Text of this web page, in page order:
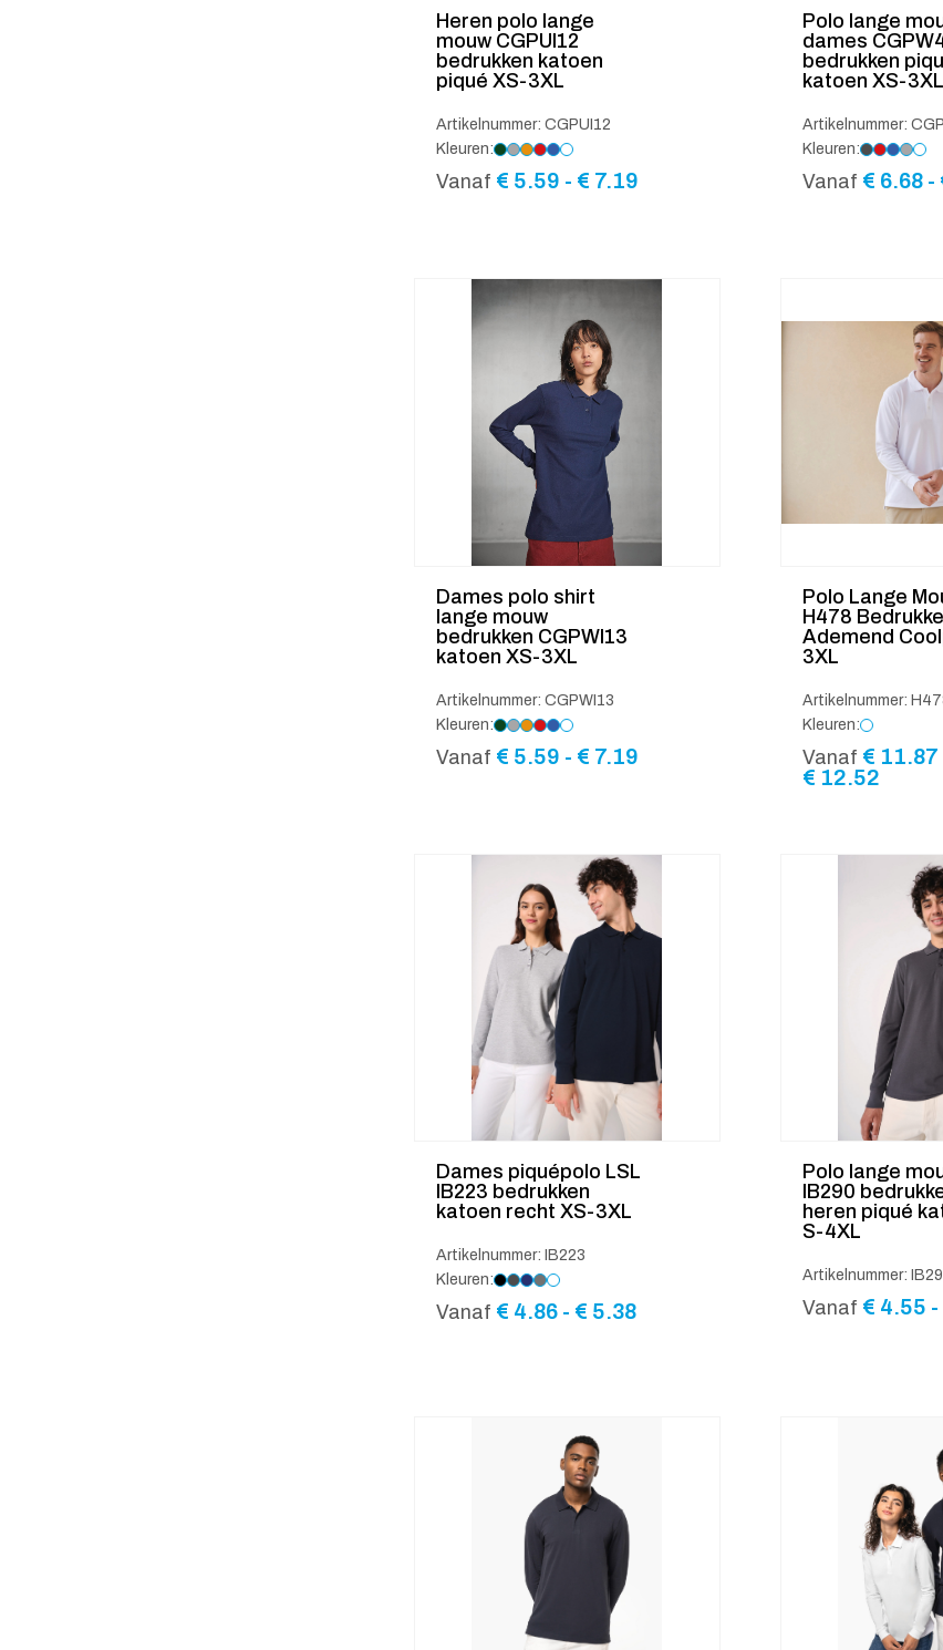
Heren polo lange
mouw CGPUI12
bedrukken katoen
piqué XS-3XL
Artikelnummer: CGPUI12
Kleuren:
Vanaf € 5.59 - € 7.19
Polo lange
dames
bedrukken
katoen XS-3XL
Artikelnummer:
Kleuren:
Vanaf € 6.68 -
Dames polo shirt
lange mouw
bedrukken CGPWI13
katoen XS-3XL
Artikelnummer: CGPWI13
Kleuren:
Vanaf € 5.59 - € 7.19
Polo Lange
H478
Ademend
3XL
Artikelnummer:
Kleuren:
Vanaf € 11.87
€ 12.52
Dames piquépolo LSL
IB223 bedrukken
katoen recht XS-3XL
Artikelnummer: IB223
Kleuren:
Vanaf € 4.86 - € 5.38Prijsklasse:
Polo lange
IB290
heren piqué
S-4XL
Artikelnummer:
Vanaf € 4.55 -